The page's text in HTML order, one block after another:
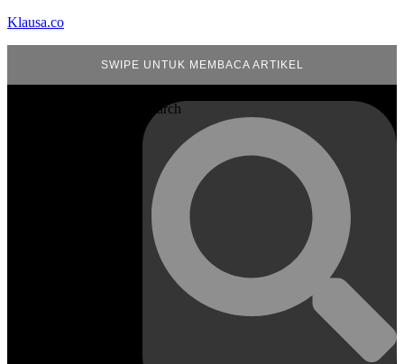
Klausa.co
SWIPE UNTUK MEMBACA ARTIKEL
Search